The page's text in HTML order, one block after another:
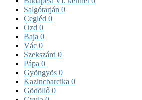
Salgótarján 0
Cegléd 0
Ózd 0
Baja 0
Vác 0
Szekszárd 0
Pápa 0
Gyöngyös 0
Kazincbarcika 0
Gödöllő 0